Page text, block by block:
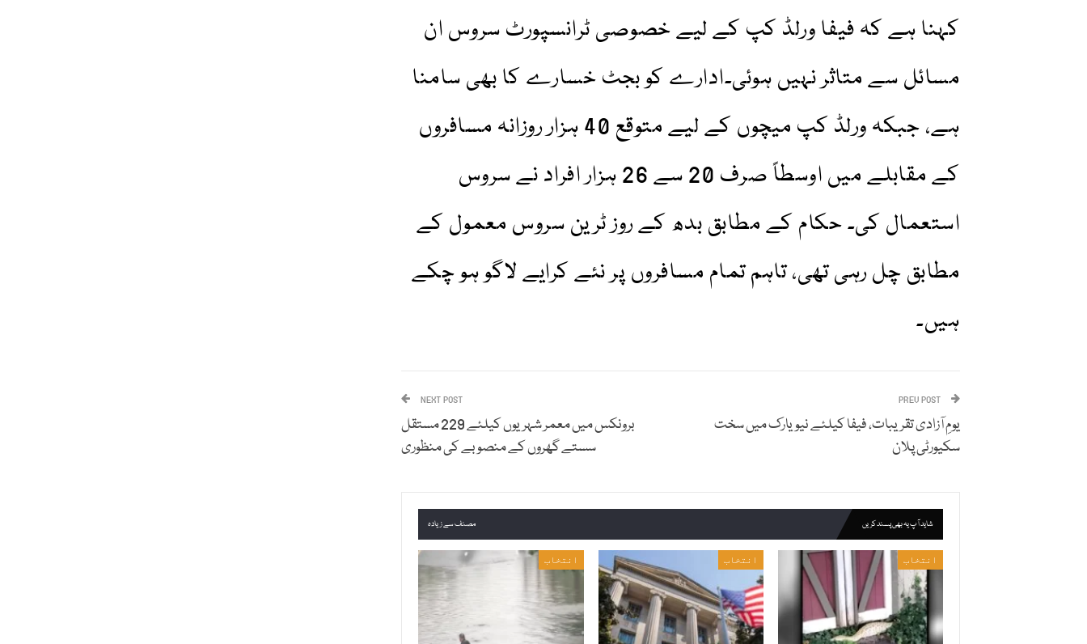
کہنا ہے کہ فیفا ورلڈ کپ کے لیے خصوصی ٹرانسپورٹ سروس ان
مسائل سے متاثر نہیں ہوئی۔ادارے کو بجٹ خسارے کا بھی سامنا
ہے، جبکہ ورلڈ کپ میچوں کے لیے متوقع 40 ہزار روزانہ مسافروں
کے مقابلے میں اوسطاً صرف 20 سے 26 ہزار افراد نے سروس
استعمال کی۔ حکام کے مطابق بدھ کے روز ٹرین سروس معمول کے
مطابق چل رہی تھی، تاہم تمام مسافروں پر نئے کرایے لاگو ہو چکے
ہیں۔
یومِ آزادی تقریبات، فیفا کیلئے نیویارک میں سخت
سکیورٹی پلان
NEXT POST
برونکس میں معمر شہریوں کیلئے 229 مستقل
سستے گھروں کے منصوبے کی منظوری
شاید آپ یہ بھی پسند کریں مصنف سے زیادہ
انتخاب انتخاب انتخاب